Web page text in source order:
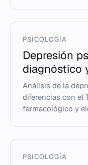
PSICOLOGÍA
Depresión
diagnóstico
Análisis de la
diferencias con el
farmacológico y
PSICOLOGÍA